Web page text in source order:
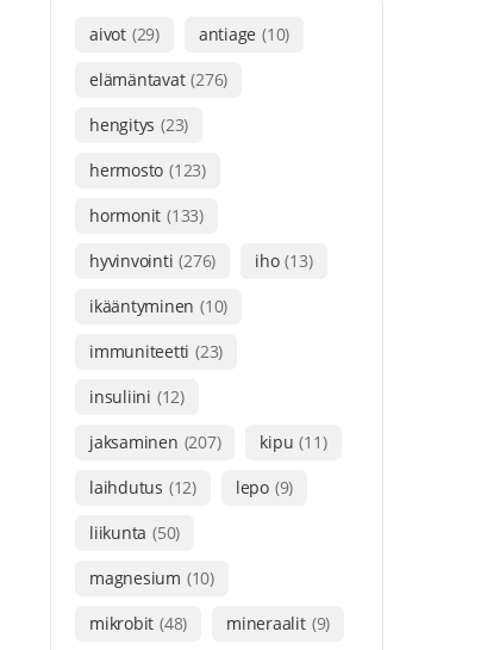
aivot (29) antiage (10)
elämäntavat (276)
hengitys (23)
hermosto (123)
hormonit (133)
hyvinvointi (276) iho (13)
ikääntyminen (10)
immuniteetti (23)
insuliini (12)
jaksaminen (207) kipu (11)
laihdutus (12) lepo (9)
liikunta (50)
magnesium (10)
mikrobit (48) mineraalit (9)